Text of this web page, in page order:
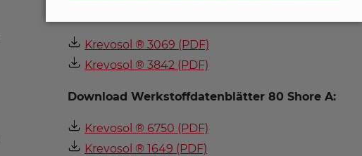
Krevosol ® 3069 (PDF)
Krevosol ® 3842 (PDF)
Download Werkstoffdatenblätter 80 Shore A:
Krevosol ® 6750 (PDF)
Krevosol ® 1649 (PDF)